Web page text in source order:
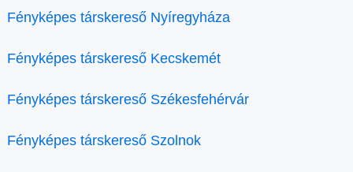
Fényképes társkereső Nyíregyháza
Fényképes társkereső Kecskemét
Fényképes társkereső Székesfehérvár
Fényképes társkereső Szolnok